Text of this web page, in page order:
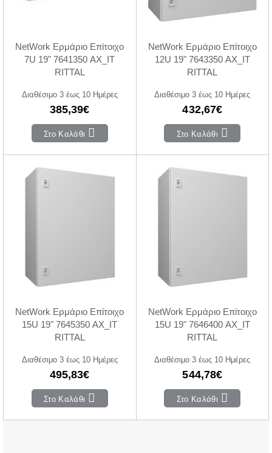
NetWork Ερμάριο Επίτοιχο
7U 19" 7641350 AX_IT
RITTAL
Διαθέσιμο 3 έως 10 Ημέρες
385,39€
Στο Καλάθι
NetWork Ερμάριο Επίτοιχο
12U 19" 7643350 AX_IT
RITTAL
Διαθέσιμο 3 έως 10 Ημέρες
432,67€
Στο Καλάθι
NetWork Ερμάριο Επίτοιχο
15U 19" 7645350 AX_IT
RITTAL
Διαθέσιμο 3 έως 10 Ημέρες
495,83€
Στο Καλάθι
NetWork Ερμάριο Επίτοιχο
15U 19" 7646400 AX_IT
RITTAL
Διαθέσιμο 3 έως 10 Ημέρες
544,78€
Στο Καλάθι